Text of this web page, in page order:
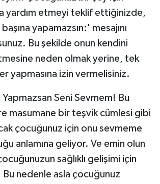
yardım etmeyi teklif ettiğinizde,
yapamazsın:' mesajını
Bu şekilde onun kendini
neden olmak yerine, tek
yapmasına izin vermelisiniz.
Seni Sevmem! Bu
masumane bir teşvik cümlesi gibi
çocuğunuz için onu sevmeme
anlamına geliyor. Ve emin olun
sağlıklı gelişimi için
nedenle asla çocuğunuz